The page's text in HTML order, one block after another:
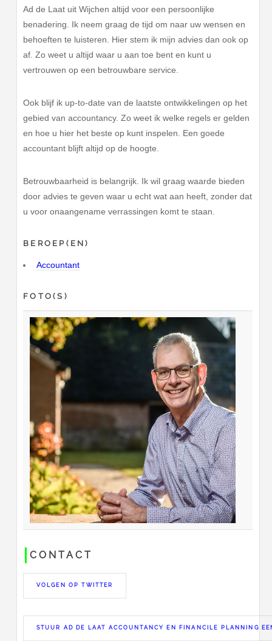
Ad de Laat uit Wijchen altijd voor een persoonlijke
benadering. Ik neem graag de tijd om naar uw wensen en
behoeften te luisteren. Hier stem ik mijn advies dan ook op
af. Zo weet u altijd waar u aan toe bent en kunt u
vertrouwen op een betrouwbare service.
Ook blijf ik up-to-date van de laatste ontwikkelingen op het
gebied van accountancy. Zo weet ik welke regels er gelden
en hoe u hier het beste op kunt inspelen. Een goede
accountant blijft altijd op de hoogte.
Betrouwbaarheid is belangrijk. Ik wil graag waarde bieden
door advies te geven waar u echt wat aan heeft, zonder dat
u voor onaangename verrassingen komt te staan.
BEROEP(EN)
Accountant
FOTO(S)
CONTACT
VOLGEN OP TWITTER
STUUR AD DE LAAT ACCOUNTANCY EN FINANCILE PLANNING